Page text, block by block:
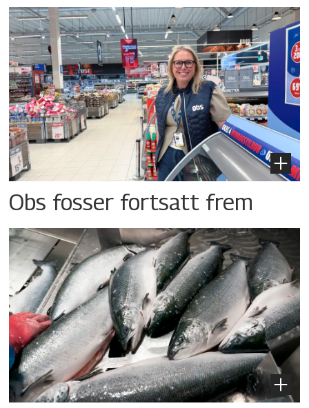
Obs fosser fortsatt frem